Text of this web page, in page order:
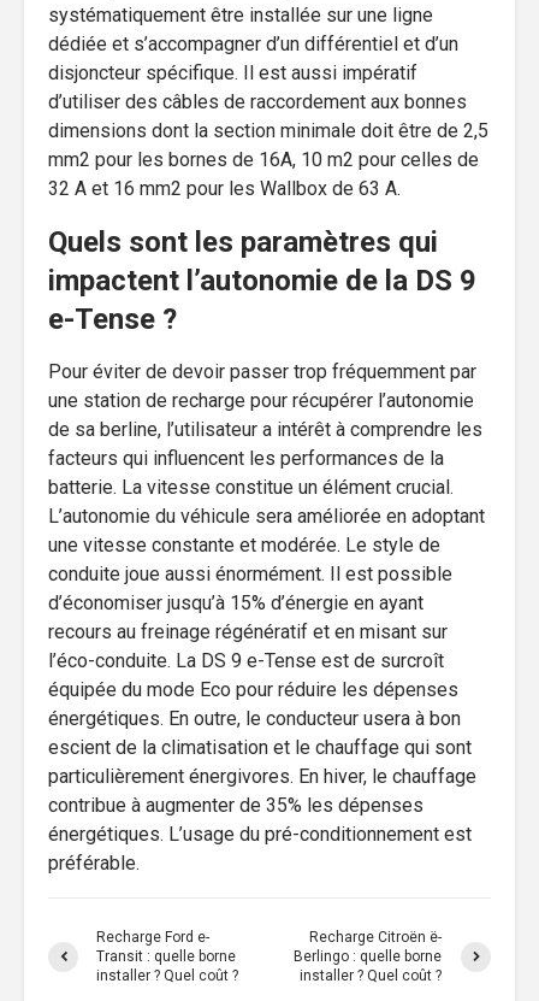
systématiquement être installée sur une ligne
dédiée et s’accompagner d’un différentiel et d’un
disjoncteur spécifique. Il est aussi impératif
d’utiliser des câbles de raccordement aux bonnes
dimensions dont la section minimale doit être de 2,5
mm2 pour les bornes de 16A, 10 m2 pour celles de
32 A et 16 mm2 pour les Wallbox de 63 A.
Quels sont les paramètres qui
impactent l’autonomie de la DS 9
e-Tense ?
Pour éviter de devoir passer trop fréquemment par
une station de recharge pour récupérer l’autonomie
de sa berline, l’utilisateur a intérêt à comprendre les
facteurs qui influencent les performances de la
batterie. La vitesse constitue un élément crucial.
L’autonomie du véhicule sera améliorée en adoptant
une vitesse constante et modérée. Le style de
conduite joue aussi énormément. Il est possible
d’économiser jusqu’à 15% d’énergie en ayant
recours au freinage régénératif et en misant sur
l’éco-conduite. La DS 9 e-Tense est de surcroît
équipée du mode Eco pour réduire les dépenses
énergétiques. En outre, le conducteur usera à bon
escient de la climatisation et le chauffage qui sont
particulièrement énergivores. En hiver, le chauffage
contribue à augmenter de 35% les dépenses
énergétiques. L’usage du pré-conditionnement est
préférable.
Recharge Ford e-
Transit : quelle borne
installer ? Quel coût ?
Recharge Citroën ë-
Berlingo : quelle borne
installer ? Quel coût ?